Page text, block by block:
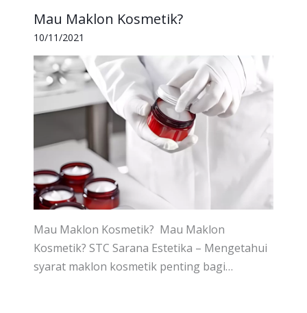
Mau Maklon Kosmetik?
10/11/2021
Mau Maklon Kosmetik? Mau Maklon
Kosmetik? STC Sarana Estetika – Mengetahui
syarat maklon kosmetik penting bagi…